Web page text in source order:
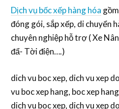
Dịch vụ bốc xếp hàng hóa
đóng gói, sắp xếp, di chuyển
chuyên nghiệp hỗ trợ ( Xe
đẩ- Tời điện….)
dich vu boc xep, dich vu xep
vu boc xep hang, boc xep
dich vu boc xep, dich vu xep